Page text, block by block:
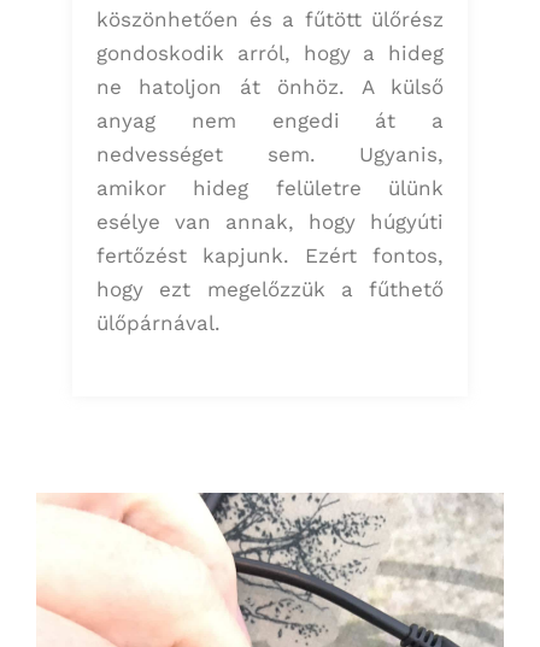
köszönhetően és a fűtött ülőrész
gondoskodik arról, hogy a hideg
ne hatoljon át önhöz. A külső
anyag nem engedi át a
nedvességet sem. Ugyanis,
amikor hideg felületre ülünk
esélye van annak, hogy húgyúti
fertőzést kapjunk. Ezért fontos,
hogy ezt megelőzzük a fűthető
ülőpárnával.